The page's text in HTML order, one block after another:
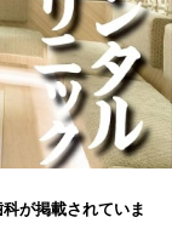
が掲載されていま